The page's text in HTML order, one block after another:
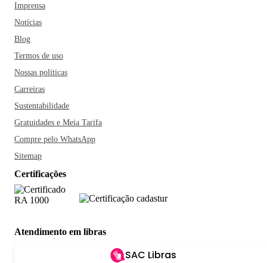
Imprensa
Notícias
Blog
Termos de uso
Nossas políticas
Carreiras
Sustentabilidade
Gratuidades e Meia Tarifa
Compre pelo WhatsApp
Sitemap
Certificações
Atendimento em libras
SAC Libras